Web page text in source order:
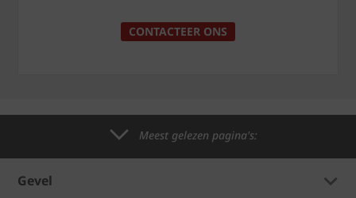
CONTACTEER ONS
Meest gelezen pagina's:
Gevel